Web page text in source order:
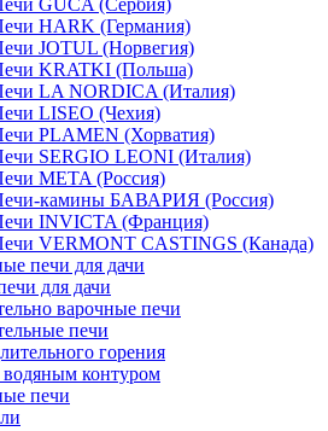
GUCA (Сербия)
HARK (Германия)
JOTUL (Норвегия)
KRATKI (Польша)
LA NORDICA (Италия)
LISEO (Чехия)
PLAMEN (Хорватия)
SERGIO LEONI (Италия)
META (Россия)
камины БАВАРИЯ (Россия)
INVICTA (Франция)
VERMONT CASTINGS (Канада)
печи для дачи
для дачи
варочные печи
печи
горения
контуром
печи